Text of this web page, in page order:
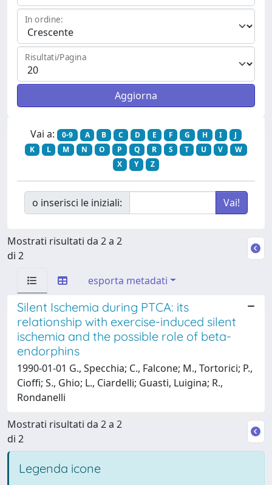
In ordine:
Risultati/Pagina
Vai a: 0-9 A B C D E F G H I
J
K
L M N O P Q R S T U V
W
X
Y Z
o inserisci le iniziali:
Mostrati risultati da 2 a 2
di 2
esporta metadati
Silent Ischemia during PTCA: its
relationship with exercise-induced silent
ischemia and the possible role of beta-
endorphins
1990-01-01 G., Specchia; C., Falcone; M., Tortorici; P.,
Cioffi; S., Ghio; L., Ciardelli; Guasti, Luigina; R.,
Rondanelli
Mostrati risultati da 2 a 2
di 2
Legenda icone